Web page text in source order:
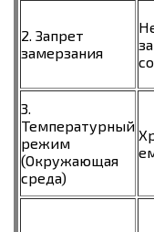
2. Запрет
замерзания
3.
Температурный
режим
(Окружающая
среда)